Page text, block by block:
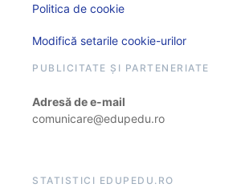
Politica de cookie
Modifică setarile cookie-urilor
PUBLICITATE ȘI PARTENERIATE
Adresă de e-mail
comunicare@edupedu.ro
STATISTICI EDUPEDU.RO